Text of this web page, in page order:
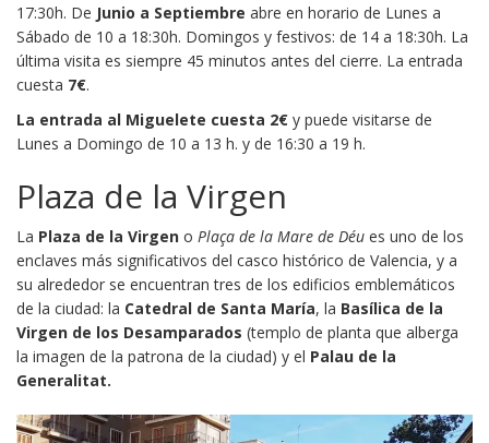
17:30h. De Junio a Septiembre abre en horario de Lunes a
Sábado de 10 a 18:30h. Domingos y festivos: de 14 a 18:30h. La
última visita es siempre 45 minutos antes del cierre. La entrada
cuesta 7€.
La entrada al Miguelete cuesta 2€ y puede visitarse de
Lunes a Domingo de 10 a 13 h. y de 16:30 a 19 h.
Plaza de la Virgen
La Plaza de la Virgen o Plaça de la Mare de Déu es uno de los
enclaves más significativos del casco histórico de Valencia, y a
su alrededor se encuentran tres de los edificios emblemáticos
de la ciudad: la Catedral de Santa María, la Basílica de la
Virgen de los Desamparados (templo de planta que alberga
la imagen de la patrona de la ciudad) y el Palau de la
Generalitat.